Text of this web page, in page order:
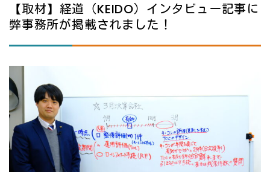
【取材】経道（KEIDO）インタビュー記事に
弊事務所が掲載されました！